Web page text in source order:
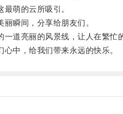
萌的云所吸引。
瞬间，分享给朋友们。
亮丽的风景线，让人在繁忙
中，给我们带来永远的快乐。